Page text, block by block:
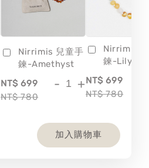
Nirrimis 兒童手
鍊-Amethyst
NT$ 699
NT$ 780
- +
Nirrimis
鍊-Lily
NT$ 699
NT$ 780
加入購物車